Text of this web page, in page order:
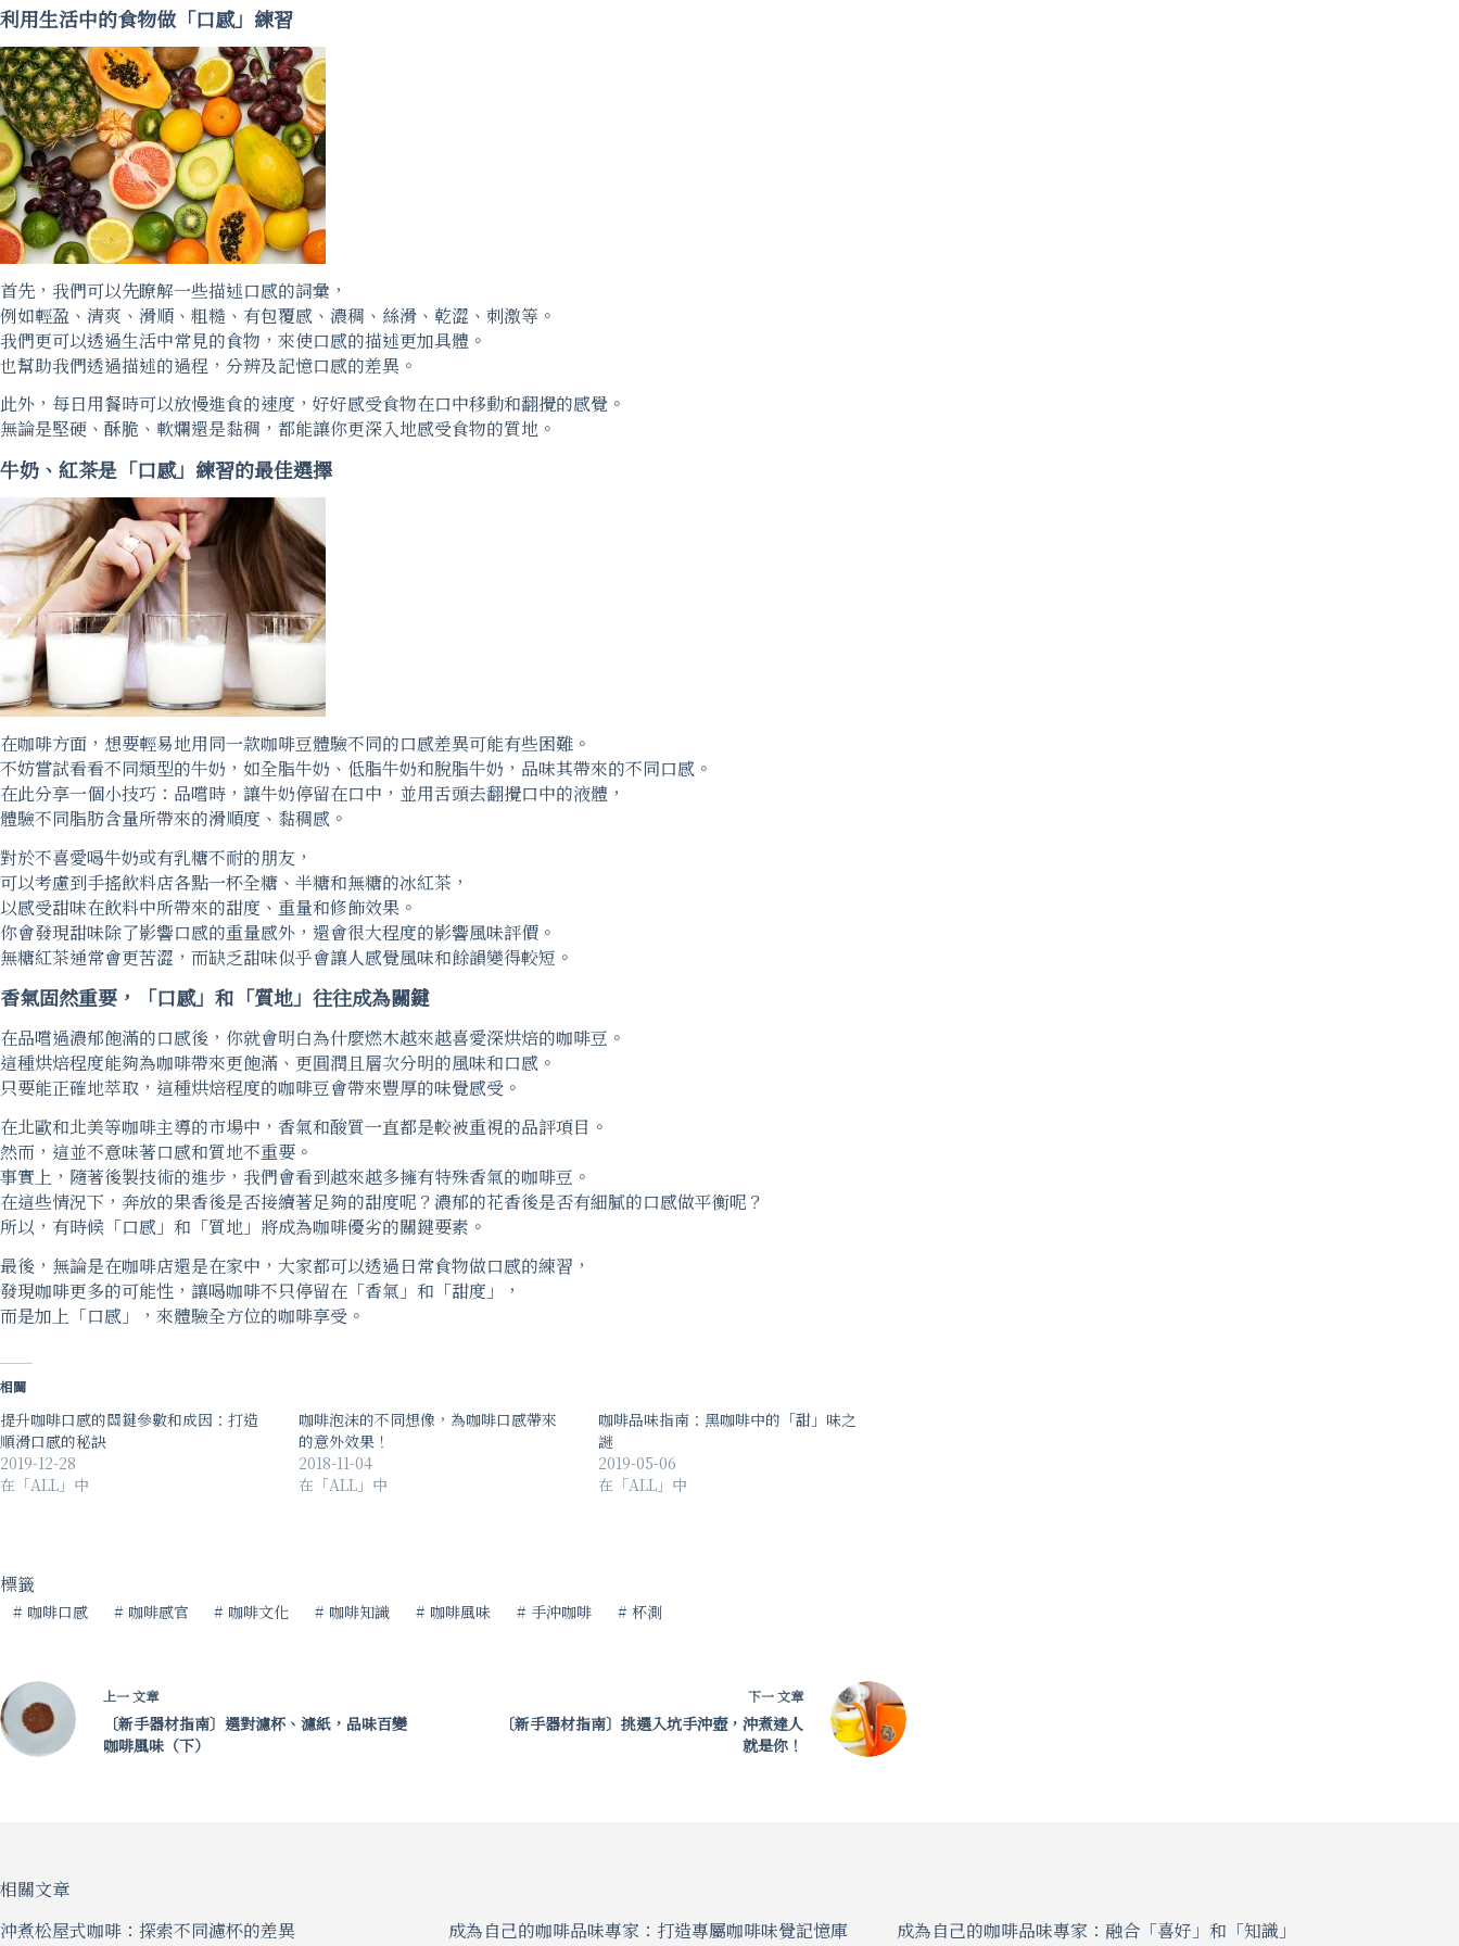
利用生活中的食物做「口感」練習
首先，我們可以先瞭解一些描述口感的詞彙，
例如輕盈、清爽、滑順、粗糙、有包覆感、濃稠、絲滑、乾澀、刺激等。
我們更可以透過生活中常見的食物，來使口感的描述更加具體。
也幫助我們透過描述的過程，分辨及記憶口感的差異。
此外，每日用餐時可以放慢進食的速度，好好感受食物在口中移動和翻攪的感覺。
無論是堅硬、酥脆、軟爛還是黏稠，都能讓你更深入地感受食物的質地。
牛奶、紅茶是「口感」練習的最佳選擇
在咖啡方面，想要輕易地用同一款咖啡豆體驗不同的口感差異可能有些困難。
不妨嘗試看看不同類型的牛奶，如全脂牛奶、低脂牛奶和脫脂牛奶，品味其帶來的不同口感。
在此分享一個小技巧：品嚐時，讓牛奶停留在口中，並用舌頭去翻攪口中的液體，
體驗不同脂肪含量所帶來的滑順度、黏稠感。
對於不喜愛喝牛奶或有乳糖不耐的朋友，
可以考慮到手搖飲料店各點一杯全糖、半糖和無糖的冰紅茶，
以感受甜味在飲料中所帶來的甜度、重量和修飾效果。
你會發現甜味除了影響口感的重量感外，還會很大程度的影響風味評價。
無糖紅茶通常會更苦澀，而缺乏甜味似乎會讓人感覺風味和餘韻變得較短。
香氣固然重要，「口感」和「質地」往往成為關鍵
在品嚐過濃郁飽滿的口感後，你就會明白為什麼燃木越來越喜愛深烘焙的咖啡豆。
這種烘焙程度能夠為咖啡帶來更飽滿、更圓潤且層次分明的風味和口感。
只要能正確地萃取，這種烘焙程度的咖啡豆會帶來豐厚的味覺感受。
在北歐和北美等咖啡主導的市場中，香氣和酸質一直都是較被重視的品評項目。
然而，這並不意味著口感和質地不重要。
事實上，隨著後製技術的進步，我們會看到越來越多擁有特殊香氣的咖啡豆。
在這些情況下，奔放的果香後是否接續著足夠的甜度呢？濃郁的花香後是否有細膩的口感做平衡呢？
所以，有時候「口感」和「質地」將成為咖啡優劣的關鍵要素。
最後，無論是在咖啡店還是在家中，大家都可以透過日常食物做口感的練習，
發現咖啡更多的可能性，讓喝咖啡不只停留在「香氣」和「甜度」，
而是加上「口感」，來體驗全方位的咖啡享受。
相關
提升咖啡口感的關鍵參數和成因：打造
順滑口感的秘訣
2019-12-28
在「ALL」中
咖啡泡沫的不同想像，為咖啡口感帶來
的意外效果！
2018-11-04
在「ALL」中
咖啡品味指南：黑咖啡中的「甜」味之
謎
2019-05-06
在「ALL」中
標籤
# 咖啡口感 # 咖啡感官 # 咖啡文化 # 咖啡知識 # 咖啡風味 # 手沖咖啡 # 杯測
上一文章
〔新手器材指南〕選對濾杯、濾紙，品味百變
咖啡風味（下）
下一文章
〔新手器材指南〕挑選入坑手沖壺，沖煮達人
就是你！
相關文章
沖煮松屋式咖啡：探索不同濾杯的差異
成為自己的咖啡品味專家：打造專屬咖啡味覺記憶庫
成為自己的咖啡品味專家：融合「喜好」和「知識」